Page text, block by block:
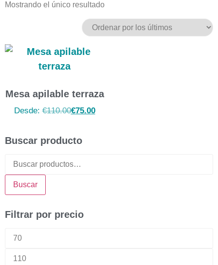
Buscar producto
Buscar
Filtrar por precio
Mostrando el único resultado
Mesa apilable terraza
Desde:€110.00€75.00